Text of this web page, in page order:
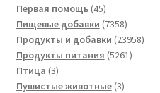
Первая помощь 4545
товаров
Пищевые добавки 73587358
товаров
Продукты и добавки 2395823958
Продукты питания 52615261
Птица 33
товара
Пушистые животные 33